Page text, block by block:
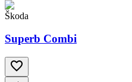
Škoda
Superb Combi